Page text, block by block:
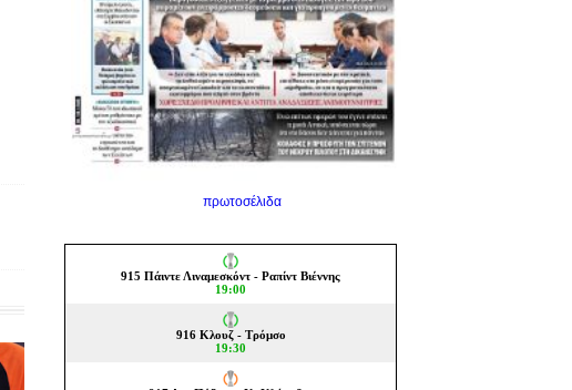
πρωτοσέλιδα